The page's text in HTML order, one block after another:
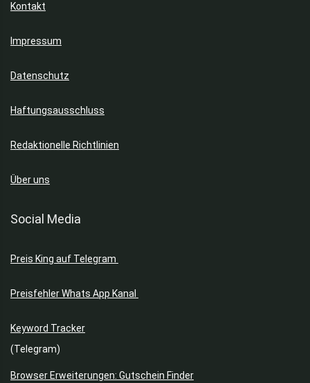
Kontakt
Impressum
Datenschutz
Haftungsausschluss
Redaktionelle Richtlinien
Über uns
Social Media
Preis King auf Telegram
Preisfehler Whats App Kanal
Keyword Tracker
(Telegram)
Browser Erweiterungen: Gutschein Finder